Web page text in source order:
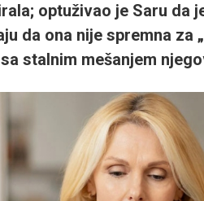
optuživao je Saru da
da ona nije spremna za
stalnim mešanjem